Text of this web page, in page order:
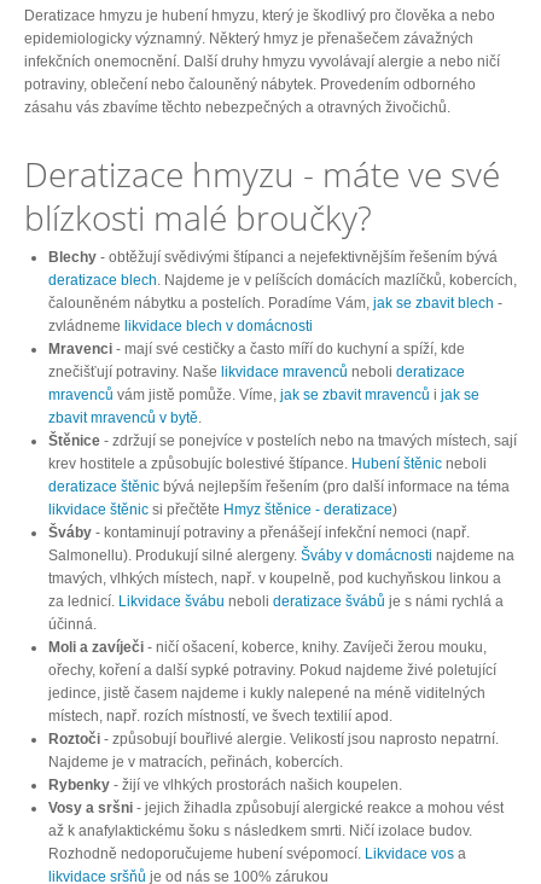
Deratizace hmyzu je hubení hmyzu, který je škodlivý pro člověka a nebo
epidemiologicky významný. Některý hmyz je přenašečem závažných
infekčních onemocnění. Další druhy hmyzu vyvolávají alergie a nebo ničí
potraviny, oblečení nebo čalouněný nábytek. Provedením odborného
zásahu vás zbavíme těchto nebezpečných a otravných živočichů.
Deratizace hmyzu - máte ve své
blízkosti malé broučky?
Blechy - obtěžují svědivými štípanci a nejefektivnějším řešením bývá
deratizace blech. Najdeme je v pelíšcích domácích mazlíčků, kobercích,
čalouněném nábytku a postelích. Poradíme Vám, jak se zbavit blech -
zvládneme likvidace blech v domácnosti
Mravenci - mají své cestičky a často míří do kuchyní a spíží, kde
znečišťují potraviny. Naše likvidace mravenců neboli deratizace
mravenců vám jistě pomůže. Víme, jak se zbavit mravenců i jak se
zbavit mravenců v bytě.
Štěnice - zdržují se ponejvíce v postelích nebo na tmavých místech, sají
krev hostitele a způsobujíc bolestivé štípance. Hubení štěnic neboli
deratizace štěnic bývá nejlepším řešením (pro další informace na téma
likvidace štěnic si přečtěte Hmyz štěnice - deratizace)
Šváby - kontaminují potraviny a přenášejí infekční nemoci (např.
Salmonellu). Produkují silné alergeny. Šváby v domácnosti najdeme na
tmavých, vlhkých místech, např. v koupelně, pod kuchyňskou linkou a
za lednicí. Likvidace švábu neboli deratizace švábů je s námi rychlá a
účinná.
Moli a zavíječi - ničí ošacení, koberce, knihy. Zavíječi žerou mouku,
ořechy, koření a další sypké potraviny. Pokud najdeme živé poletující
jedince, jistě časem najdeme i kukly nalepené na méně viditelných
místech, např. rozích místností, ve švech textilií apod.
Roztoči - způsobují bouřlivé alergie. Velikostí jsou naprosto nepatrní.
Najdeme je v matracích, peřinách, kobercích.
Rybenky - žijí ve vlhkých prostorách našich koupelen.
Vosy a sršni - jejich žihadla způsobují alergické reakce a mohou vést
až k anafylaktickému šoku s následkem smrti. Ničí izolace budov.
Rozhodně nedoporučujeme hubení svépomocí. Likvidace vos a
likvidace sršňů je od nás se 100% zárukou